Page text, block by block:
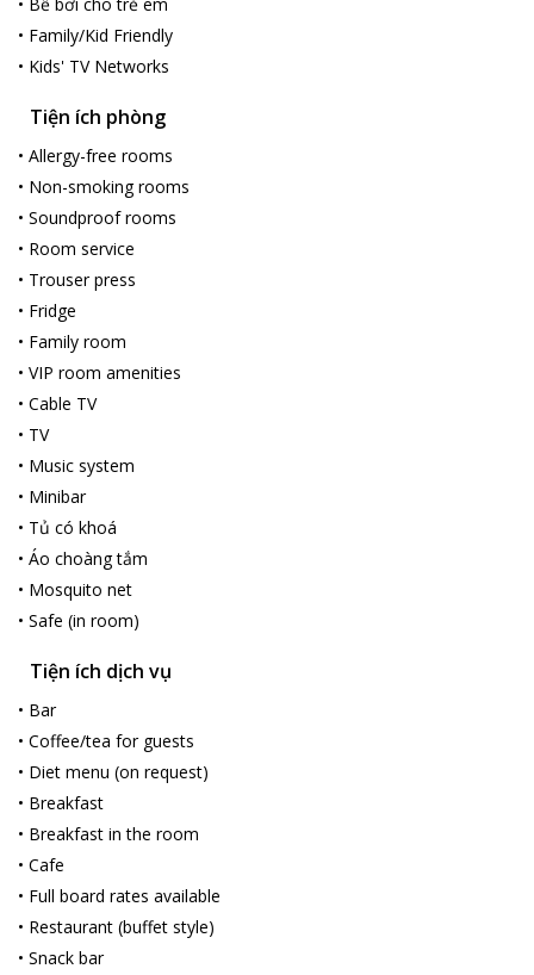
• Family/Kid Friendly
• Kids' TV Networks
Tiện ích phòng
• Allergy-free rooms
• Non-smoking rooms
• Soundproof rooms
• Room service
• Trouser press
• Fridge
• Family room
• VIP room amenities
• Cable TV
• TV
• Music system
• Minibar
• Tủ có khoá
• Áo choàng tắm
• Mosquito net
• Safe (in room)
Tiện ích dịch vụ
• Bar
• Coffee/tea for guests
• Diet menu (on request)
• Breakfast
• Breakfast in the room
• Cafe
• Full board rates available
• Restaurant (buffet style)
• Snack bar